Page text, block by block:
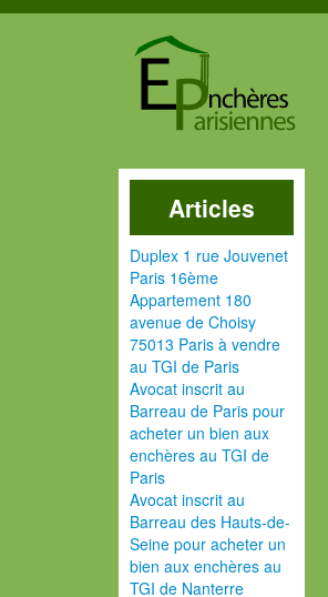
Articles
Duplex 1 rue Jouvenet
Paris 16ème
Appartement 180
avenue de Choisy
75013 Paris à vendre
au TGI de Paris
Avocat inscrit au
Barreau de Paris pour
acheter un bien aux
enchères au TGI de
Paris
Avocat inscrit au
Barreau des Hauts-de-
Seine pour acheter un
bien aux enchères au
TGI de Nanterre